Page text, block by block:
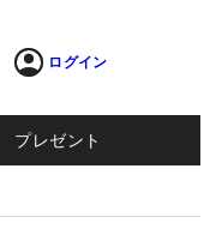
ログイン
プレゼント